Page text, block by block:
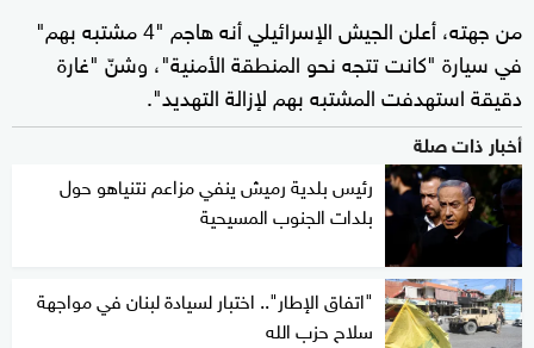
من جهته، أعلن الجيش الإسرائيلي أنه هاجم "4 مشتبه بهم"
في سيارة "كانت تتجه نحو المنطقة الأمنية"، وشنّ "غارة
دقيقة استهدفت المشتبه بهم لإزالة التهديد".
أخبار ذات صلة
رئيس بلدية رميش ينفي مزاعم نتنياهو حول
بلدات الجنوب المسيحية
"اتفاق الإطار".. اختبار لسيادة لبنان في مواجهة
سلاح حزب الله